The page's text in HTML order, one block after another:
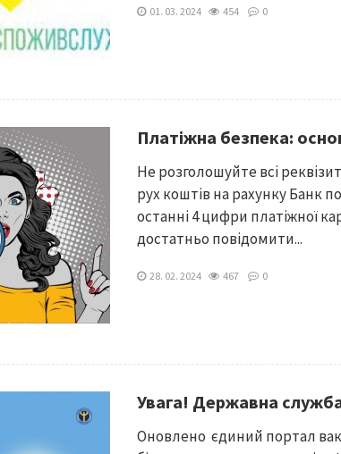
01. 03. 2024 454 0
Платіжна безпека:
Не розголошуйте всі
рух коштів на рахунку Банк
останні 4 цифри платіжної
достатньо повідомити...
28. 02. 2024 467 0
Увага! Державна
Оновлено єдиний портал